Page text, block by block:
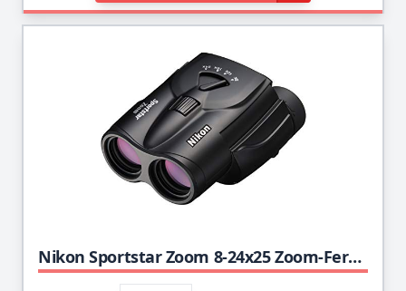
Nikon Sportstar Zoom 8-24x25 Zoom-Fernglas (8- bis 24-fach, 25mm Frontlinsendurchmesser), Schwarz